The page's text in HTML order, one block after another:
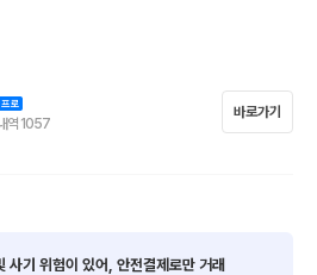
헤짐 불빵 찢어짐 하자 없습니다
합니다
역 1057
바로가기
사기 위험이 있어, 안전결제로만 거래